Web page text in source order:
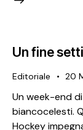
Un fine
Editoriale 20
Un week-end
biancocelesti.
Hockey